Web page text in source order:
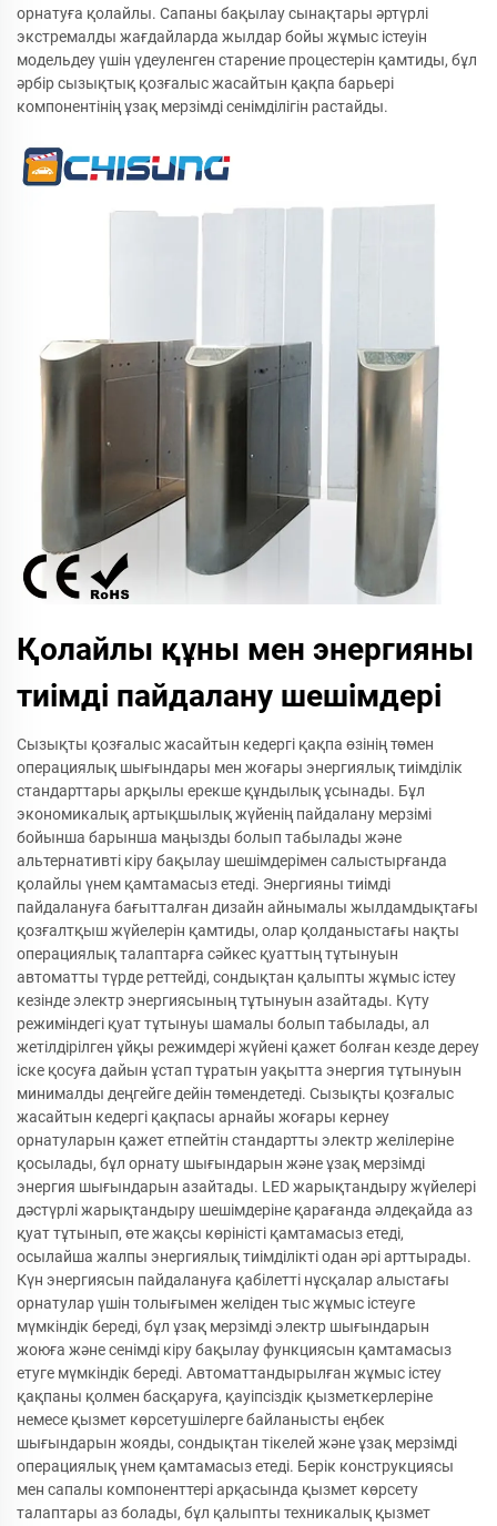
орнатуға қолайлы. Сапаны бақылау сынақтары әртүрлі
экстремалды жағдайларда жылдар бойы жұмыс істеуін
модельдеу үшін үдеуленген старение процестерін қамтиды, бұл
әрбір сызықтық қозғалыс жасайтын қақпа барьері
компонентінің ұзақ мерзімді сенімділігін растайды.
Қолайлы құны мен энергияны
тиімді пайдалану шешімдері
Сызықты қозғалыс жасайтын кедергі қақпа өзінің төмен
операциялық шығындары мен жоғары энергиялық тиімділік
стандарттары арқылы ерекше құндылық ұсынады. Бұл
экономикалық артықшылық жүйенің пайдалану мерзімі
бойынша барынша маңызды болып табылады және
альтернативті кіру бақылау шешімдерімен салыстырғанда
қолайлы үнем қамтамасыз етеді. Энергияны тиімді
пайдалануға бағытталған дизайн айнымалы жылдамдықтағы
қозғалтқыш жүйелерін қамтиды, олар қолданыстағы нақты
операциялық талаптарға сәйкес қуаттың тұтынуын
автоматты түрде реттейді, сондықтан қалыпты жұмыс істеу
кезінде электр энергиясының тұтынуын азайтады. Күту
режиміндегі қуат тұтынуы шамалы болып табылады, ал
жетілдірілген ұйқы режимдері жүйені қажет болған кезде дереу
іске қосуға дайын ұстап тұратын уақытта энергия тұтынуын
минималды деңгейге дейін төмендетеді. Сызықты қозғалыс
жасайтын кедергі қақпасы арнайы жоғары кернеу
орнатуларын қажет етпейтін стандартты электр желілеріне
қосылады, бұл орнату шығындарын және ұзақ мерзімді
энергия шығындарын азайтады. LED жарықтандыру жүйелері
дәстүрлі жарықтандыру шешімдеріне қарағанда әлдеқайда аз
қуат тұтынып, өте жақсы көріністі қамтамасыз етеді,
осылайша жалпы энергиялық тиімділікті одан әрі арттырады.
Күн энергиясын пайдалануға қабілетті нұсқалар алыстағы
орнатулар үшін толығымен желіден тыс жұмыс істеуге
мүмкіндік береді, бұл ұзақ мерзімді электр шығындарын
жоюға және сенімді кіру бақылау функциясын қамтамасыз
етуге мүмкіндік береді. Автоматтандырылған жұмыс істеу
қақпаны қолмен басқаруға, қауіпсіздік қызметкерлеріне
немесе қызмет көрсетушілерге байланысты еңбек
шығындарын жояды, сондықтан тікелей және ұзақ мерзімді
операциялық үнем қамтамасыз етеді. Берік конструкциясы
мен сапалы компоненттері арқасында қызмет көрсету
талаптары аз болады, бұл қалыпты техникалық қызмет